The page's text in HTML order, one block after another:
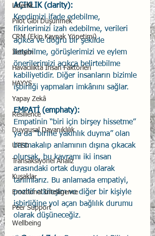
Liderlik
Pilot Gibi Düşünmek
CRM (Ekip Kaynak Yönetimi)
İletişim
Havacılıkta İnsan Faktörleri
HAYYS
Yapay Zekâ
Resilience
Duygusal Dayanıklılık
UTED
Transaksiyonel Analiz
Kuşaklar
Emotional Intelligence
Peer Support
Wellbeing
AÇIKLIK (clarity):
Kendimizi ifade edebilme,
fikirlerimizi izah edebilme, verileri
açıkca ve doğru bir şekilde
iletebilme, görüşlerimizi ve eylem
önerilerimizi açıkça belirtebilme
kabiliyetidir. Diğer insanların bizimle
işbirliği yapmaları imkânını sağlar.
EMPATİ (emphaty):
Empatinin “biri için birşey hissetme”
ya da “birine yakınlık duyma” olan
basmakalıp anlamının dışına çıkacak
olursak, bu kavramı iki insan
arasındaki ortak duygu olarak
tanımlarız. Bu anlamada empatiyi,
pozitif etkileşim ve diğer bir kişiyle
işbirliğine yol açan bağlılık durumu
olarak düşüneceğiz.